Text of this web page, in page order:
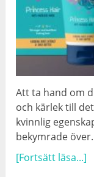
Att ta hand om
och kärlek till
kvinnlig
bekymrade
[Fortsätt läsa...]